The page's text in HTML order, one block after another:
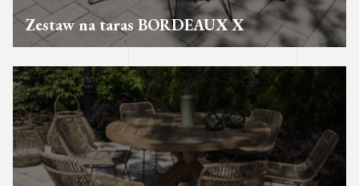
Zestaw na taras BORDEAUX X